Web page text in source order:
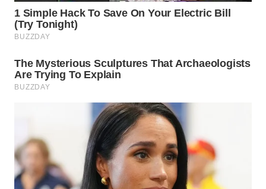
SOLO
WN
WN
SURABAYA
WN
NATUNA